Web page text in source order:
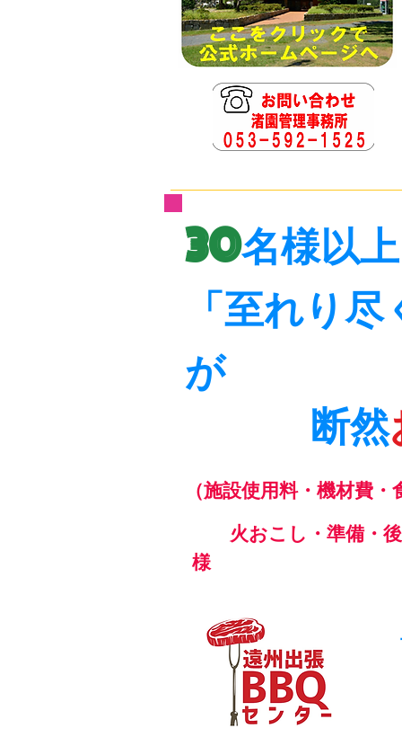
30名様以
「至れり
が
断然
（施設使用料・機材費
火おこし・準備・
様